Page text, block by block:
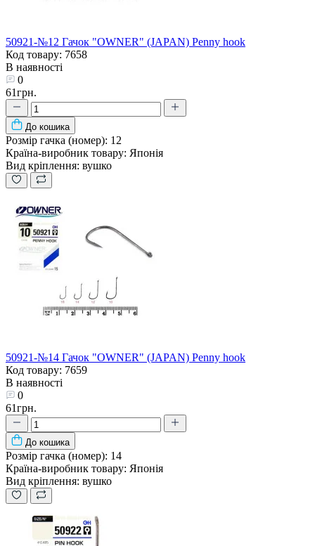
50921-№12 Гачок "OWNER" (JAPAN) Penny hook
Код товару: 7658
В наявності
0
61грн.
До кошика
Розмір гачка (номер): 12
Країна-виробник товару: Японія
Вид кріплення: вушко
50921-№14 Гачок "OWNER" (JAPAN) Penny hook
Код товару: 7659
В наявності
0
61грн.
До кошика
Розмір гачка (номер): 14
Країна-виробник товару: Японія
Вид кріплення: вушко